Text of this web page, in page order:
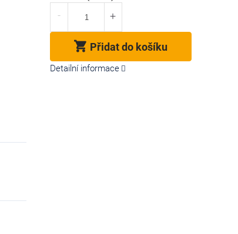
Přidat do košíku
Detailní informace